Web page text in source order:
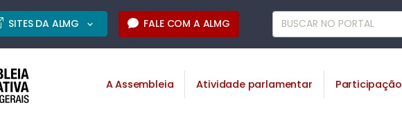
SITES DA ALMG FALE COM A ALMG
A Assembleia Atividade parlamentar Participação